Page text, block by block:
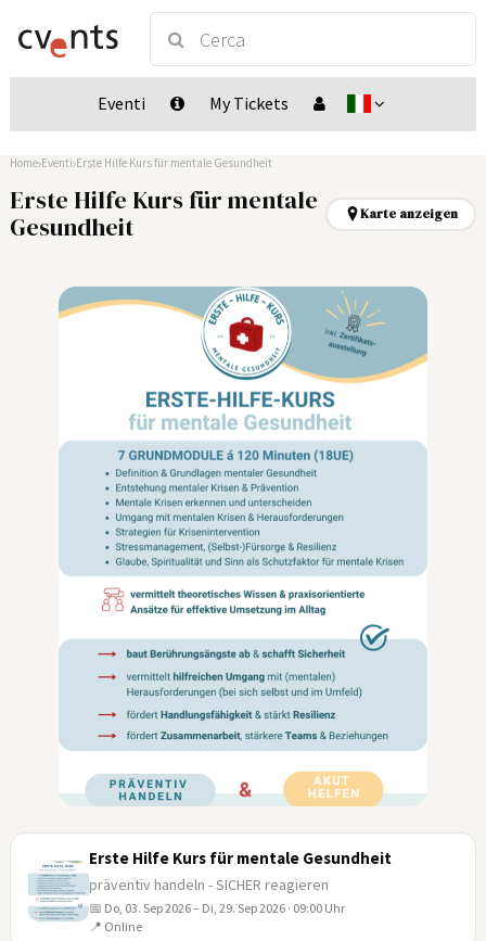
Eventi My Tickets
Home Eventi Erste Hilfe Kurs für mentale Gesundheit
Erste Hilfe Kurs für mentale
Gesundheit
Karte anzeigen
Erste Hilfe Kurs für mentale Gesundheit
präventiv handeln - SICHER reagieren
📅 Do, 03. Sep 2026 – Di, 29. Sep 2026 · 09:00 Uhr
📍 Online